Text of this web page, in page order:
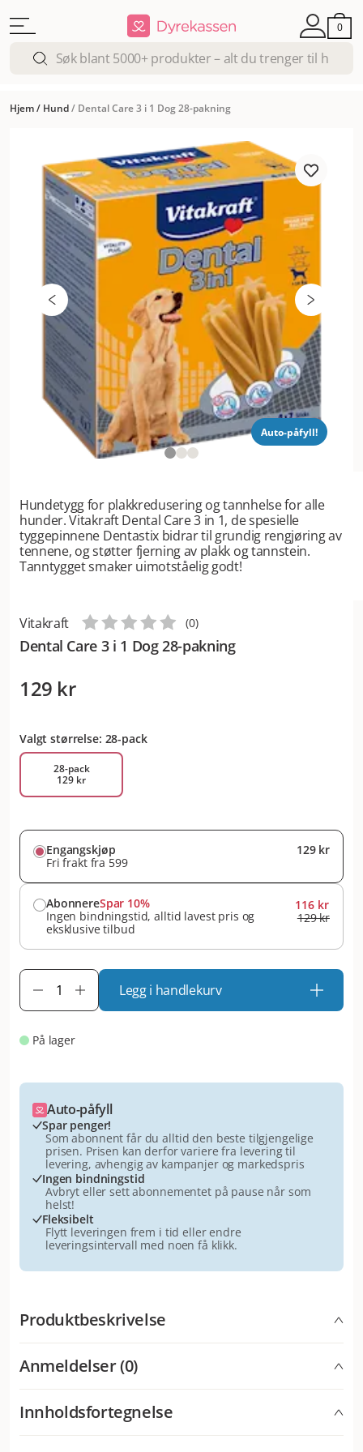
0
Hjem/ Hund/ Dental Care 3 i 1 Dog 28-pakning
Auto-påfyll!
Hundetygg for plakkredusering og tannhelse for alle
hunder. Vitakraft Dental Care 3 in 1, de spesielle
tyggepinnene Dentastix bidrar til grundig rengjøring av
tennene, og støtter fjerning av plakk og tannstein.
Tanntygget smaker uimotståelig godt!
Vitakraft
Dental Care 3 i 1 Dog 28-pakning
(0)
129 kr
Valgt størrelse: 28-pack
28-pack
129 kr
Engangskjøp
Fri frakt fra 599
129 kr
AbonnereSpar 10%
Ingen bindningstid, alltid lavest pris og
eksklusive tilbud
116 kr
129 kr
Legg i handlekurv
På lager
Auto-påfyll
Spar penger!
Som abonnent får du alltid den beste tilgjengelige
prisen. Prisen kan derfor variere fra levering til
levering, avhengig av kampanjer og markedspris
Ingen bindningstid
Avbryt eller sett abonnementet på pause når som
helst!
Fleksibelt
Flytt leveringen frem i tid eller endre
leveringsintervall med noen få klikk.
Produktbeskrivelse
hunder. Vitakraft Dental Care 3 i 1, de spesielle
tyggebitene som dentastix bidrar til grundig rengjøring
av tennene og hjelper til med å fjerne plakk og
tannstein. Tyggebitene smaker uimotståelig godt!
Anmeldelser (0)
Hva synes andre kunder
Dental Care 3 in 1 er en stor favoritt blant
Innholdsfortegnelse